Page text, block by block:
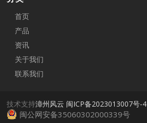
首页
产品
资讯
关于我们
联系我们
技术支持漳州风云 闽ICP备2023013007号-4
闽公网安备35060302000339号